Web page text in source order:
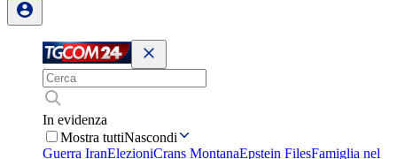
In evidenza
Mostra tuttiNascondi
Guerra IranElezioniCrans MontanaEpstein FilesFamiglia nel